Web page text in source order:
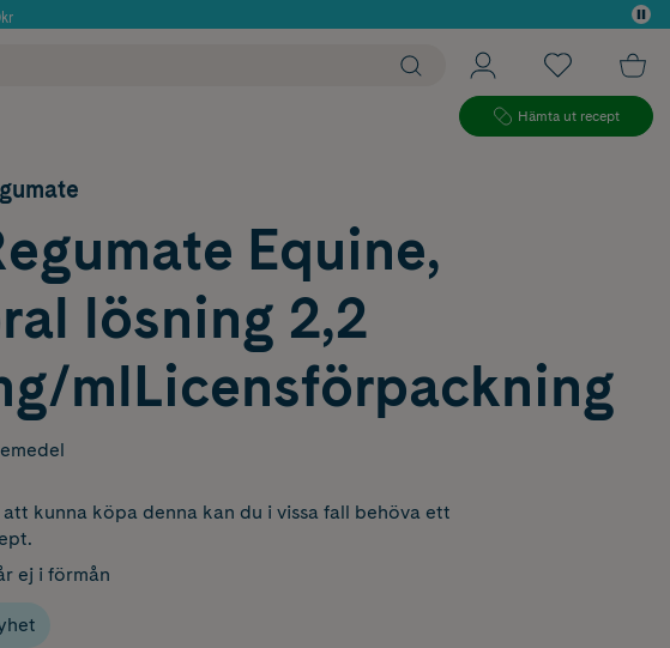
Hämta ut recept
Equine,
lösning 2,2
mlLicensförpackning
att kunna köpa denna kan du i vissa fall behöva ett
ej i förmån